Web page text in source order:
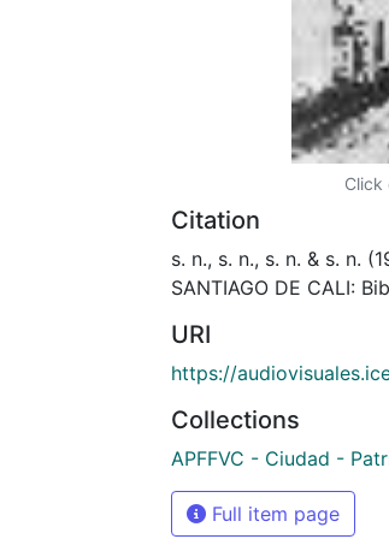
Click
Citation
s. n., s. n., s. n. & s. n.
SANTIAGO DE CALI:
URI
https://
Collections
APFFVC - Ciudad -
Full item page